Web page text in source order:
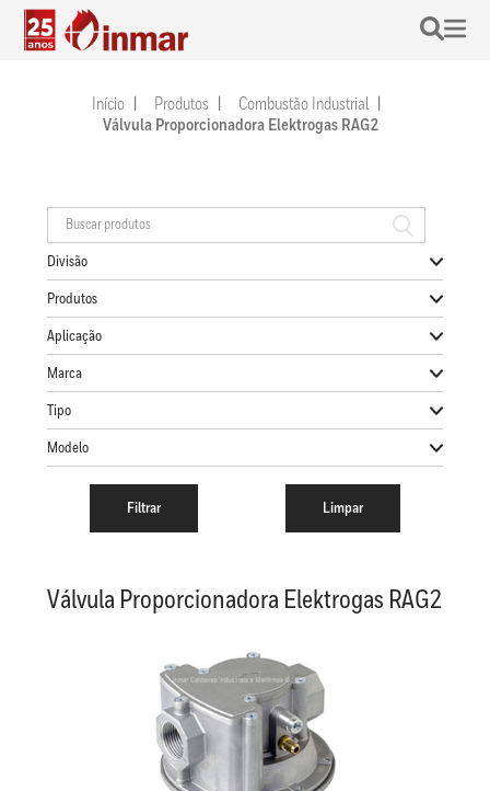
Início Produtos
Combustão Industrial
Válvula Proporcionadora Elektrogas RAG2
Divisão
Produtos
Aplicação
Marca
Tipo
Modelo
Válvula Proporcionadora Elektrogas RAG2